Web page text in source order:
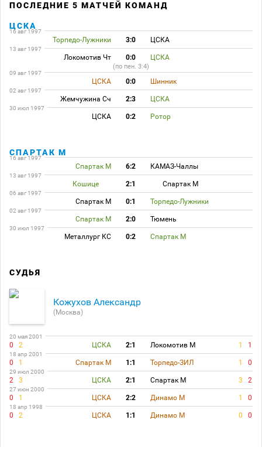
ПОСЛЕДНИЕ 5 МАТЧЕЙ КОМАНД
ЦСКА
16 авг 1997
Торпедо-Лужники 3:0 ЦСКА
13 авг 1997
Локомотив Чт 0:0 ЦСКА
(по пен. 3:4)
09 авг 1997
ЦСКА 0:0 Шинник
02 авг 1997
Жемчужина Сч 2:3 ЦСКА
30 июл 1997
ЦСКА 0:2 Ротор
СПАРТАК М
16 авг 1997
Спартак М 6:2 КАМАЗ-Чаллы
13 авг 1997
Кошице 2:1 Спартак М
06 авг 1997
Спартак М 0:1 Торпедо-Лужники
02 авг 1997
Спартак М 2:0 Тюмень
30 июл 1997
Металлург КС 0:2 Спартак М
СУДЬЯ
Кожухов Александр
(Москва)
20 мая 2001
0 2 ЦСКА 2:1 Локомотив М 1 1
18 апр 2001
0 1 Спартак М 1:1 Торпедо-ЗИЛ 1 0
29 июл 2000
2 3 ЦСКА 2:1 Спартак М 3 2
27 июн 2000
0 1 ЦСКА 2:2 Динамо М 1 0
18 апр 1998
0 2 ЦСКА 1:1 Динамо М 0 0